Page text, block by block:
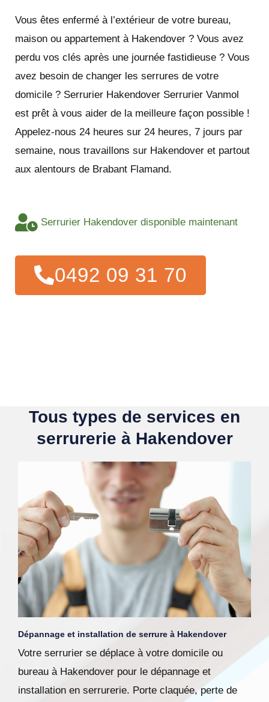
Vous êtes enfermé à l’extérieur de votre bureau,
maison ou appartement à Hakendover ? Vous avez
perdu vos clés après une journée fastidieuse ? Vous
avez besoin de changer les serrures de votre
domicile ? Serrurier Hakendover Serrurier Vanmol
est prêt à vous aider de la meilleure façon possible !
Appelez-nous 24 heures sur 24 heures, 7 jours par
semaine, nous travaillons sur Hakendover et partout
aux alentours de Brabant Flamand.
Serrurier Hakendover disponible maintenant
0492 09 31 70
Tous types de services en
serrurerie à Hakendover
Dépannage et installation de serrure à Hakendover
Votre serrurier se déplace à votre domicile ou
bureau à Hakendover pour le dépannage et
installation en serrurerie. Porte claquée, perte de